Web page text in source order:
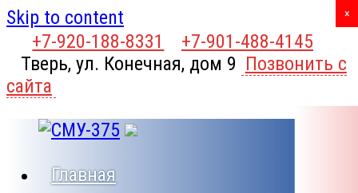
Skip to content
+7-920-188-8331
+7-901-488-4145
Тверь, ул. Конечная, дом 9 Позвонить с
сайта
Главная
X
×